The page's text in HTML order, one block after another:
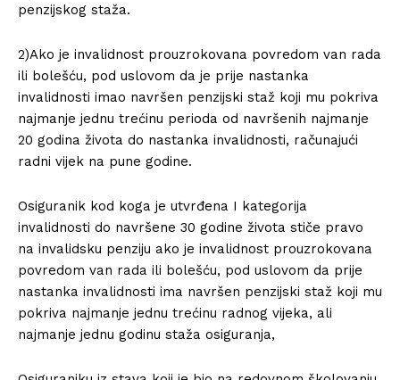
penzijskog staža.
2)Ako je invalidnost prouzrokovana povredom van rada
ili bolešću, pod uslovom da je prije nastanka
invalidnosti imao navršen penzijski staž koji mu pokriva
najmanje jednu trećinu perioda od navršenih najmanje
20 godina života do nastanka invalidnosti, računajući
radni vijek na pune godine.
Osiguranik kod koga je utvrđena I kategorija
invalidnosti do navršene 30 godine života stiče pravo
na invalidsku penziju ako je invalidnost prouzrokovana
povredom van rada ili bolešću, pod uslovom da prije
nastanka invalidnosti ima navršen penzijski staž koji mu
pokriva najmanje jednu trećinu radnog vijeka, ali
najmanje jednu godinu staža osiguranja,